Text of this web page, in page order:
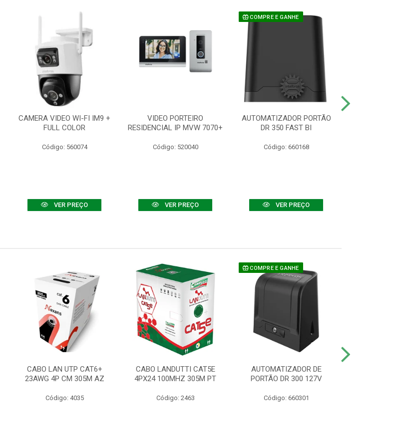
CAMERA VIDEO WI-FI IM9 +
FULL COLOR
Código: 560074
VER PREÇO
VIDEO PORTEIRO
RESIDENCIAL IP MVW 7070+
Código: 520040
VER PREÇO
COMPRE E GANHE
AUTOMATIZADOR PORTÃO
DR 350 FAST BI
Código: 660168
VER PREÇO
CABO LAN UTP CAT6+
23AWG 4P CM 305M AZ
Código: 4035
CABO LANDUTTI CAT5E
4PX24 100MHZ 305M PT
Código: 2463
COMPRE E GANHE
AUTOMATIZADOR DE
PORTÃO DR 300 127V
Código: 660301